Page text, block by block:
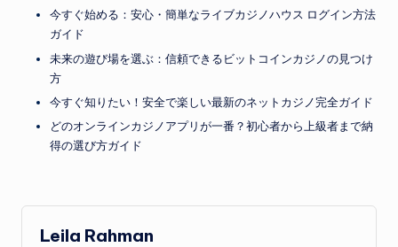
今すぐ始める：安心・簡単なライブカジノハウス ログイン方法
ガイド
未来の遊び場を選ぶ：信頼できるビットコインカジノの見つけ
方
今すぐ知りたい！安全で楽しい最新のネットカジノ完全ガイド
どのオンラインカジノアプリが一番？初心者から上級者まで納
得の選び方ガイド
Leila Rahman